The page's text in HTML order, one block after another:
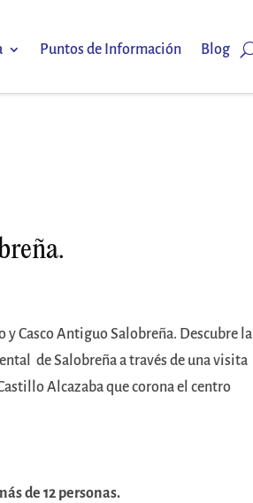
Puntos de Información Blog
Casco Antiguo Salobreña. Descubre la
de Salobreña a través de una visita
Alcazaba que corona el centro
de 12 personas.